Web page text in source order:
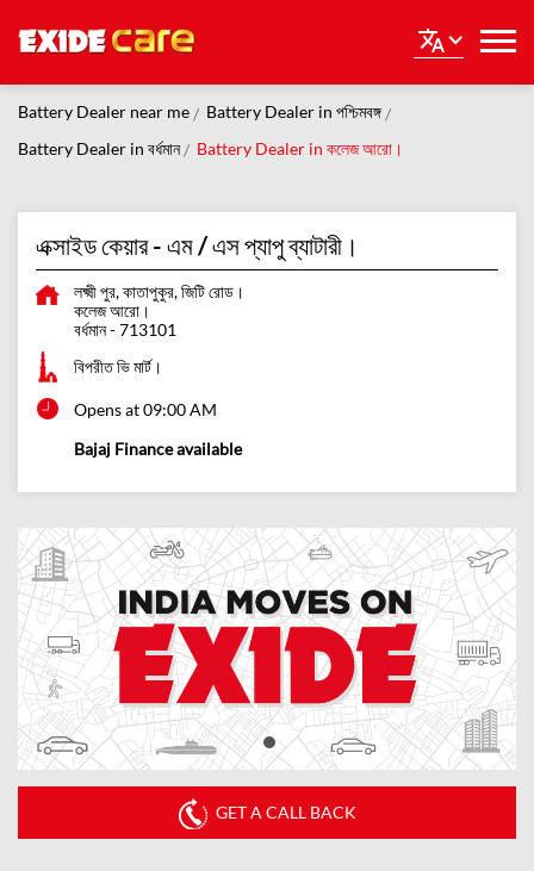
Battery Dealer near me
Battery Dealer in পশ্চিমবঙ্গ
Battery Dealer in বর্ধমান
Battery Dealer in কলেজ আরো।
এক্সাইড কেয়ার - এম / এস প্যাপু ব্যাটারী।
লক্ষ্মী পুর, কাতাপুকুর, জিটি রোড।
কলেজ আরো।
বর্ধমান-713101
বিপরীত ভি মার্ট।
Opens at 09:00 AM
Bajaj Finance available
GET A CALL BACK